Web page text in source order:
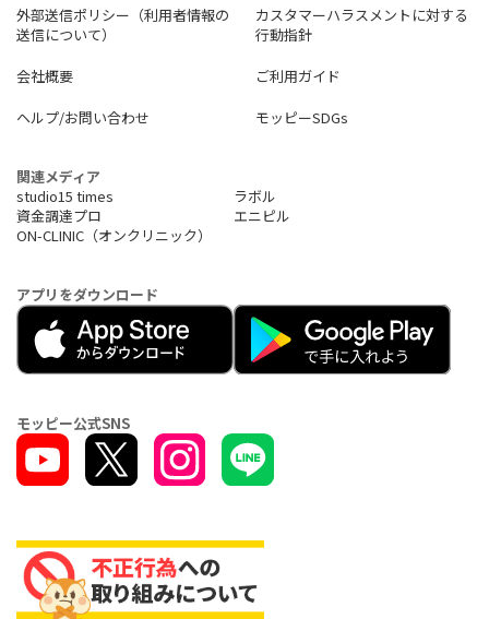
外部送信ポリシー（利用者情報の
送信について）
カスタマーハラスメントに対する
行動指針
会社概要
ご利用ガイド
ヘルプ/お問い合わせ
モッピーSDGs
関連メディア
studio15 times
ラボル
資金調達プロ
エニピル
ON-CLINIC（オンクリニック）
アプリをダウンロード
モッピー公式SNS